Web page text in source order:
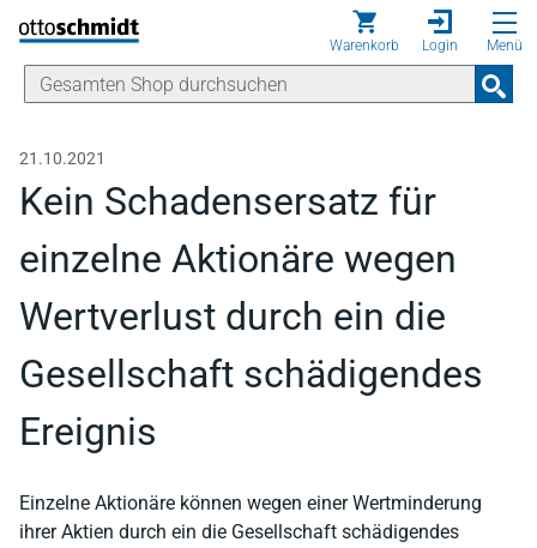
Direkt zum Inhalt
Warenkorb Login Menü
21.10.2021
Kein Schadensersatz für
einzelne Aktionäre wegen
Wertverlust durch ein die
Gesellschaft schädigendes
Ereignis
Einzelne Aktionäre können wegen einer Wertminderung
ihrer Aktien durch ein die Gesellschaft schädigendes